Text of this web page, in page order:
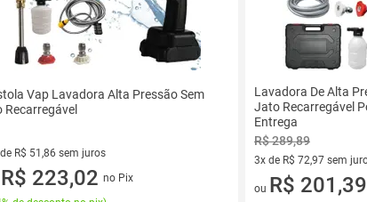
Vap Lavadora Alta Pressão Sem
Recarregável
R$ 51,86 sem juros
de R$ 51,86 sem juros
R$ 223,02 no Pix
Lavadora De Alta
Jato Recarregável
Entrega
R$ 289,89
3x de R$ 72,97 sem
3 vez de R$ 72,97 sem
ou R$ 201,39